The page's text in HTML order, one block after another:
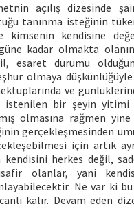
açılış dizesinde
tanınma isteğinin
kendisine
kadar olmakta
esaret durumu
olmaya
ve
istenilen bir şeyin yitimi
olmasına rağmen
gerçekleşmesinden
için artık
herkes değil,
olanlar, yani
Ne var ki
kalır. Devam eden